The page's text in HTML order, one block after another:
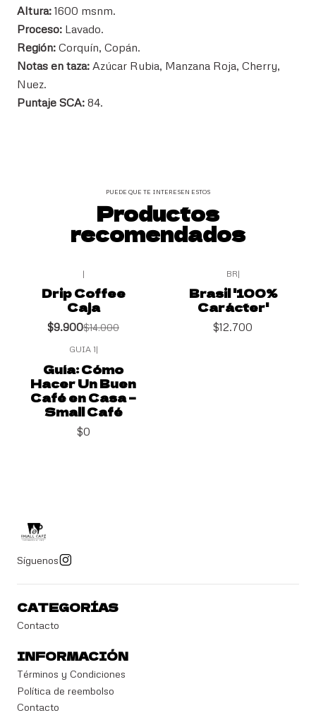
Altura: 1600 msnm.
Proceso: Lavado.
Región: Corquín, Copán.
Notas en taza: Azúcar Rubia, Manzana Roja, Cherry,
Nuez.
Puntaje SCA: 84.
PUEDE QUE TE INTERESEN ESTOS
Productos
recomendados
|
Drip Coffee
Caja
$9.900$14.000
BR|
Brasil '100%
Carácter'
$12.700
GUIA 1|
Guía: Cómo
Hacer Un Buen
Café en Casa –
Small Café
$0
Síguenos
CATEGORÍAS
Contacto
INFORMACIÓN
Términos y Condiciones
Política de reembolso
Contacto